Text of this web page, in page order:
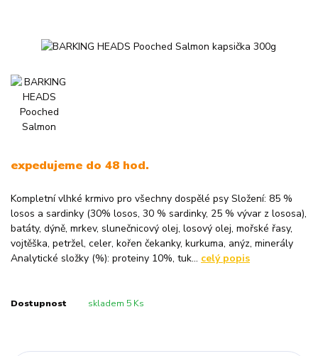
expedujeme do 48 hod.
Kompletní vlhké krmivo pro všechny dospělé psy Složení: 85 %
losos a sardinky (30% losos, 30 % sardinky, 25 % vývar z lososa),
batáty, dýně, mrkev, slunečnicový olej, losový olej, mořské řasy,
vojtěška, petržel, celer, kořen čekanky, kurkuma, anýz, minerály
Analytické složky (%): proteiny 10%, tuk... celý popis
Dostupnost skladem 5 Ks